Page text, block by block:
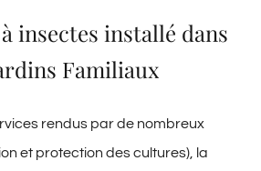
insectes installé dans
Familiaux
rendus par de nombreux
et protection des cultures), la